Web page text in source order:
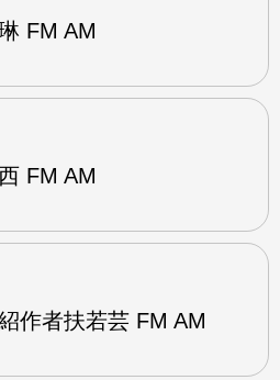
FM AM
FM AM
作者扶若芸 FM AM